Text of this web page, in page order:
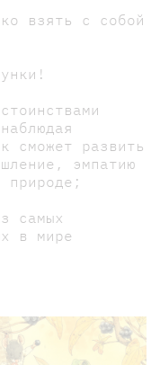
взять с собой
сможет развить
эмпатию
природе;
самых
в мире